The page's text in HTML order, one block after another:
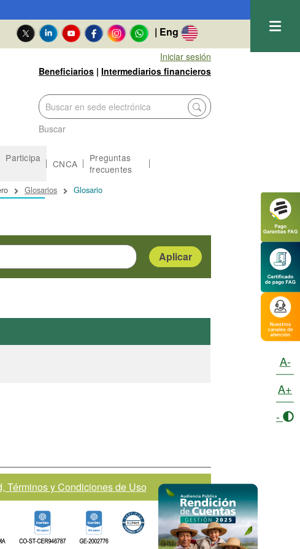
| Eng
Iniciar sesión
Beneficiarios | Intermediarios financieros
Buscar
Participa CNCA
Preguntas
frecuentes
Glosarios Glosario
Términos y Condiciones de Uso
A-
A+
-